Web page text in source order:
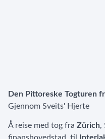
Den Pittoreske Togturen
Gjennom Sveits' Hjerte
Å reise med tog fra Zürich,